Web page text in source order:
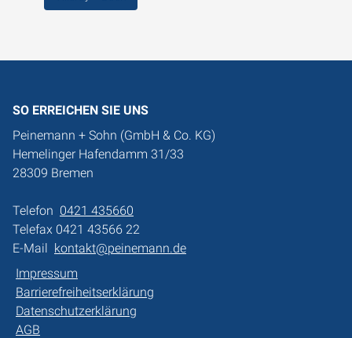
SO ERREICHEN SIE UNS
Peinemann + Sohn (GmbH & Co. KG)
Hemelinger Hafendamm 31/33
28309 Bremen
Telefon 0421 435660
Telefax 0421 43566 22
E-Mail kontakt@peinemann.de
Impressum
Barrierefreiheitserklärung
Datenschutzerklärung
AGB